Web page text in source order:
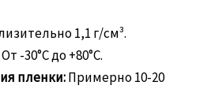
1,1 г/см³.
От -30°C до +80°C.
пленки:Примерно 10-20